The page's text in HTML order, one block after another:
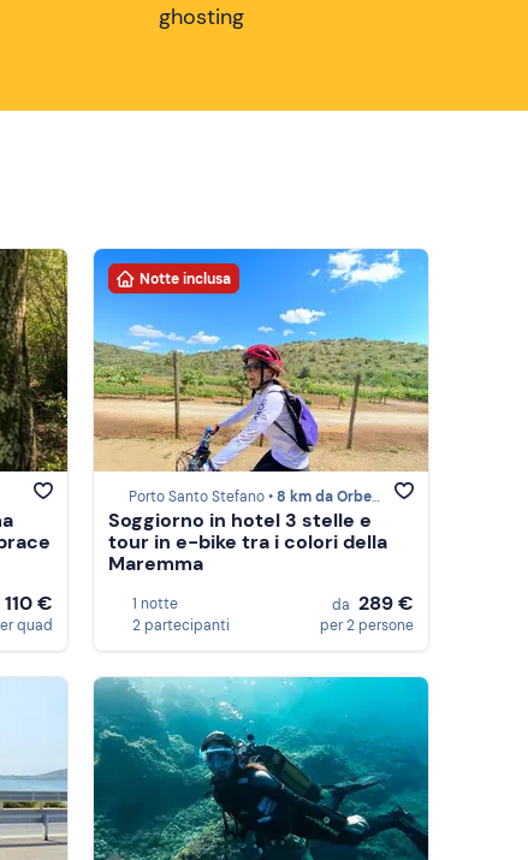
ghosting
110 €
quad
Notte inclusa
Porto Santo Stefano •8 km da Orbetello
Soggiorno in hotel 3 stelle e
tour in e-bike tra i colori della
Maremma
1 notte
2 partecipanti
da 289 €
per 2 persone